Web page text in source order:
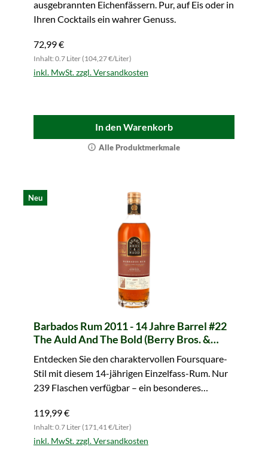
ausgebrannten Eichenfässern. Pur, auf Eis oder in
Ihren Cocktails ein wahrer Genuss.
72,99 €
Inhalt: 0.7 Liter (104,27 €/Liter)
inkl. MwSt. zzgl. Versandkosten
In den Warenkorb
Alle Produktmerkmale
Neu
Barbados Rum 2011 - 14 Jahre Barrel #22
The Auld And The Bold (Berry Bros. &
Entdecken Sie den charaktervollen Foursquare-
Stil mit diesem 14-jährigen Einzelfass-Rum. Nur
239 Flaschen verfügbar – ein besonderes
119,99 €
Inhalt: 0.7 Liter (171,41 €/Liter)
inkl. MwSt. zzgl. Versandkosten